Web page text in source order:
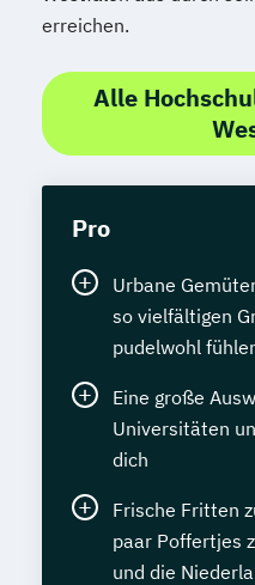
erreichen.
Alle
Pro
Urbane
so vielfältigen
pudelwohl
Eine große
Universitäten
dich
Frische Fritten
paar Poffertjes
und die